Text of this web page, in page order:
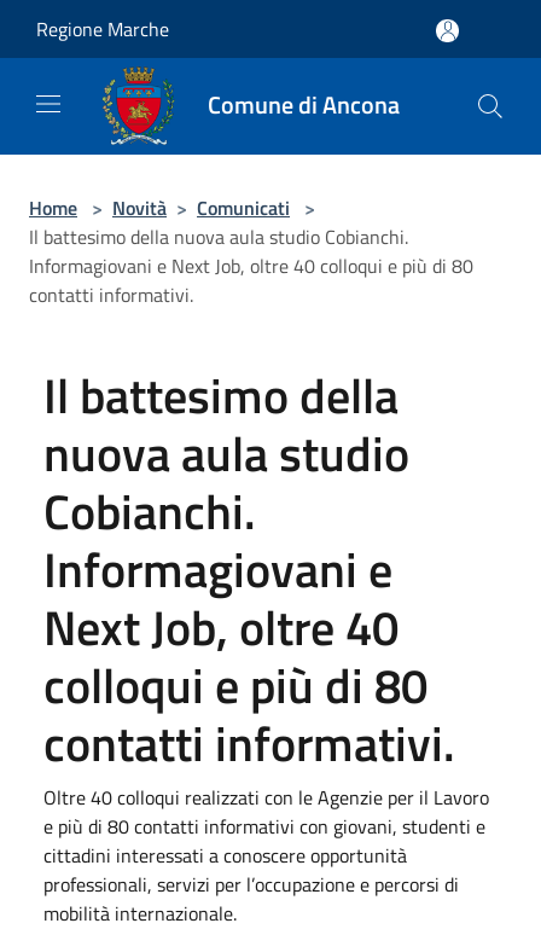
Regione Marche
Comune di Ancona
Home > Novità > Comunicati >
Il battesimo della nuova aula studio Cobianchi.
Informagiovani e Next Job, oltre 40 colloqui e più di 80
contatti informativi.
Il battesimo della
nuova aula studio
Cobianchi.
Informagiovani e
Next Job, oltre 40
colloqui e più di 80
contatti informativi.
Oltre 40 colloqui realizzati con le Agenzie per il Lavoro
e più di 80 contatti informativi con giovani, studenti e
cittadini interessati a conoscere opportunità
professionali, servizi per l’occupazione e percorsi di
mobilità internazionale.